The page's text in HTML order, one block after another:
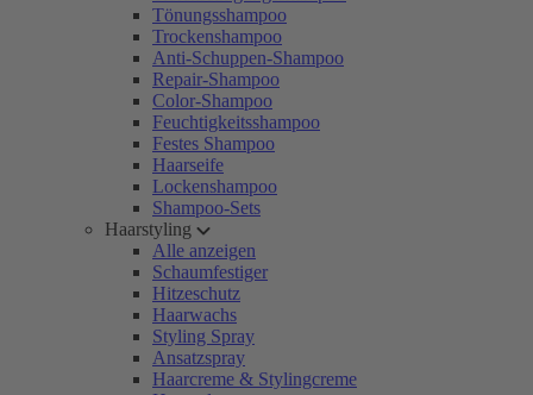
Tönungsshampoo
Trockenshampoo
Anti-Schuppen-Shampoo
Repair-Shampoo
Color-Shampoo
Feuchtigkeitsshampoo
Festes Shampoo
Haarseife
Lockenshampoo
Shampoo-Sets
Haarstyling
Alle anzeigen
Schaumfestiger
Hitzeschutz
Haarwachs
Styling Spray
Ansatzspray
Haarcreme & Stylingcreme